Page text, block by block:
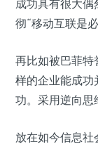
成功具有很大
彻“移动互联是
再比如被巴菲特
样的企业能成功
功。采用逆向思
放在如今信息